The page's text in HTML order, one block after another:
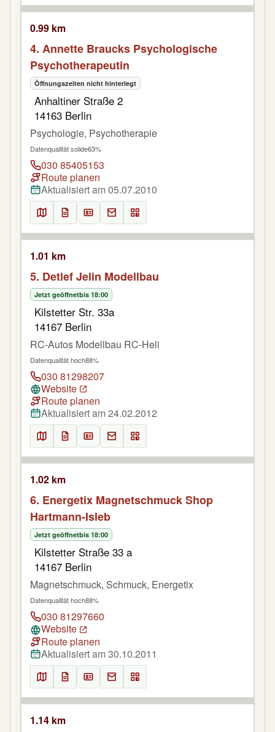
0.99 km
4. Annette Braucks Psychologische
Psychotherapeutin
Öffnungszeiten nicht hinterlegt
Anhaltiner Straße 2
14163 Berlin
Psychologie, Psychotherapie
Datenqualität solide63%
030 85405153
Route planen
Aktualisiert am 05.07.2010
1.01 km
5. Detlef Jelin Modellbau
Jetzt geöffnetbis 18:00
Kilstetter Str. 33a
14167 Berlin
RC-Autos Modellbau RC-Heli
Datenqualität hoch88%
030 81298207
Website
Route planen
Aktualisiert am 24.02.2012
1.02 km
6. Energetix Magnetschmuck Shop
Hartmann-Isleb
Jetzt geöffnetbis 18:00
Kilstetter Straße 33 a
14167 Berlin
Magnetschmuck, Schmuck, Energetix
Datenqualität hoch88%
030 81297660
Website
Route planen
Aktualisiert am 30.10.2011
1.14 km